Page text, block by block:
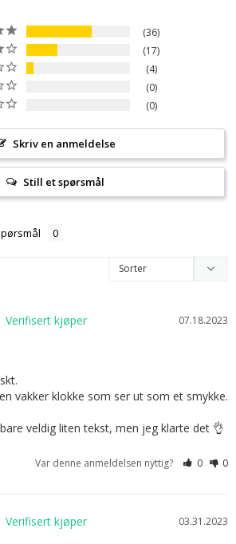
36
17
4
0
0
Skriv en anmeldelse
Still et spørsmål
07.18.2023
vakker klokke som ser ut som et smykke.
veldig liten tekst, men jeg klarte det 👌
Var denne anmeldelsen nyttig? 0 0
03.31.2023